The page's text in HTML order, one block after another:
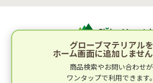
運営：林木材株式会社
〒652-0812 兵庫県神戸市兵庫区湊
グローブマテリアルを
ホーム画面に追加しませ
商品検索やお問い合わせが
ワンタップで利用できます。